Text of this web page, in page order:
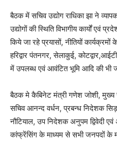
बैठक में सचिव उद्योग राधिका झा ने
उद्योगों की स्थिति विभागीय कार्यों एवं
किये जा रहे प्रयासों, नीतियों
हरिद्वार पंतनगर, सेलाकुई,
में उपलब्ध एवं आवंटित भूमि आदि की भी
बैठक मे कैबिनेट मंत्री गणेश जोशी,
सचिव आनन्द वर्धन, प्रबन्ध निदेशक
नौटियाल, उप निदेशक अनुपम द्विवेदी एवं
कांफ्रेंसिंग के माध्यम से सभी जनपदों के